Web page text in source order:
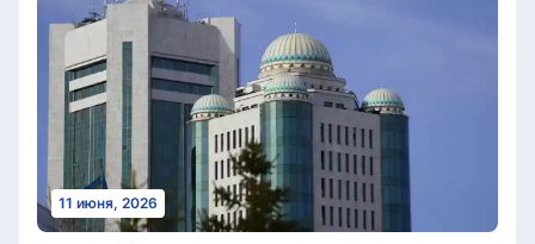
11 июня, 2026